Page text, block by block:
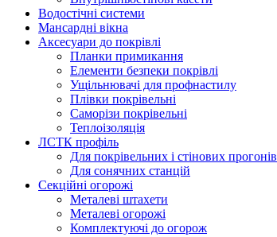
Водостічні системи
Мансардні вікна
Аксесуари до покрівлі
Планки примикання
Елементи безпеки покрівлі
Ущільнювачі для профнастилу
Плівки покрівельні
Саморізи покрівельні
Теплоізоляція
ЛСТК профіль
Для покрівельних і стінових прогонів
Для сонячних станцій
Секційні огорожі
Металеві штахети
Металеві огорожі
Комплектуючі до огорож